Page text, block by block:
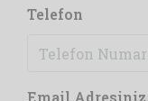
Telefon
Email Adresiniz